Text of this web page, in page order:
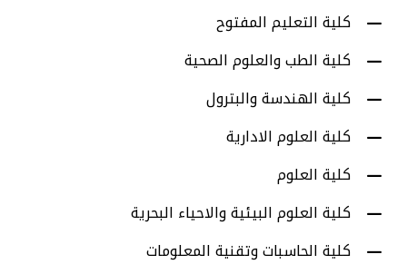
كلية التعليم المفتوح
كلية الطب والعلوم الصحية
كلية الهندسة والبترول
كلية العلوم الادارية
كلية العلوم
كلية العلوم البيئية والاحياء البحرية
كلية الحاسبات وتقنية المعلومات